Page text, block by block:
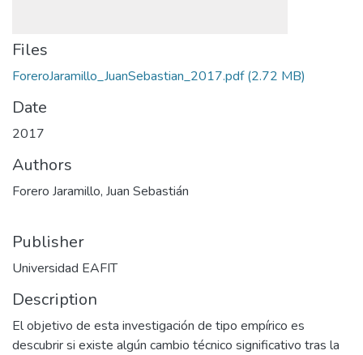
Files
ForeroJaramillo_JuanSebastian_2017.pdf(2.72 MB)
Date
2017
Authors
Forero Jaramillo, Juan Sebastián
Publisher
Universidad EAFIT
Description
El objetivo de esta investigación de tipo empírico es
descubrir si existe algún cambio técnico significativo tras la